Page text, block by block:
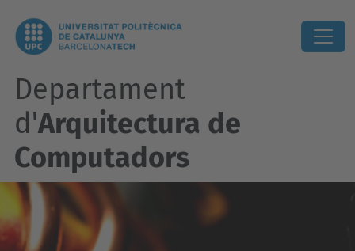
Departament
d'Arquitectura de
Computadors